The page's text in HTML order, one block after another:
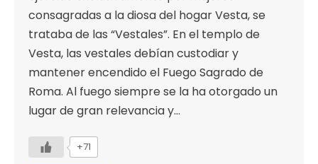
consagradas a la diosa del hogar Vesta, se
trataba de las “Vestales”. En el templo de
Vesta, las vestales debían custodiar y
mantener encendido el Fuego Sagrado de
Roma. Al fuego siempre se la ha otorgado un
lugar de gran relevancia y…
+71